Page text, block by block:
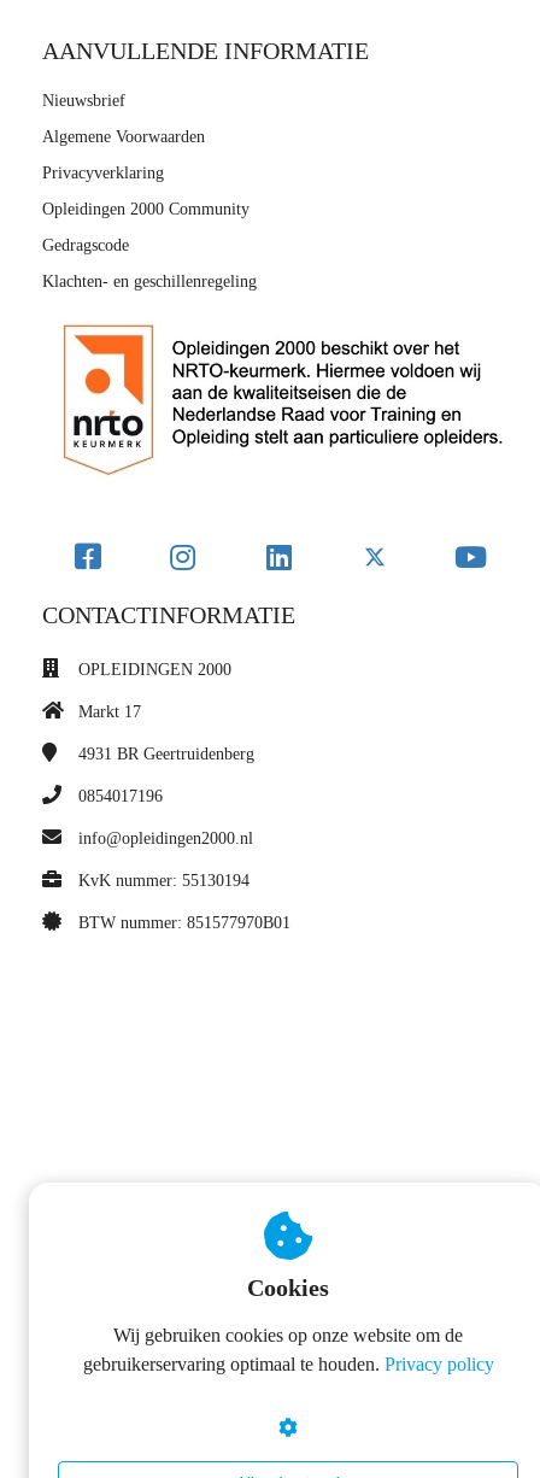
AANVULLENDE INFORMATIE
Nieuwsbrief
Algemene Voorwaarden
Privacyverklaring
Opleidingen 2000 Community
Gedragscode
Klachten- en geschillenregeling
CONTACTINFORMATIE
OPLEIDINGEN 2000
Markt 17
4931 BR Geertruidenberg
0854017196
info@opleidingen2000.nl
KvK nummer: 55130194
BTW nummer: 851577970B01
Cookies
Wij gebruiken cookies op onze website om de
gebruikerservaring optimaal te houden. Privacy policy